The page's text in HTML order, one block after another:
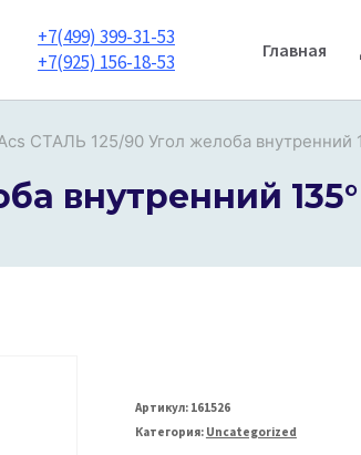
+7(499) 399-31-53
+7(925) 156-18-53
Главная
СТАЛЬ 125/90 Угол желоба внутренний
внутренний
Артикул: 161526
Категория: Uncategorized